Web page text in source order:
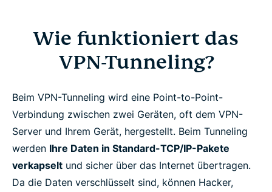
Wie unterscheidet sich ein VPN von einem DNS?
VPN-App, VPN-Plugin und VPN-Browser – Was ist
der Unterschied?
Wo kann ich ein VPN bekommen?
Wie funktioniert das
VPN-Tunneling?
Beim VPN-Tunneling wird eine Point-to-Point-
Verbindung zwischen zwei Geräten, oft dem VPN-
Server und Ihrem Gerät, hergestellt. Beim Tunneling
werden Ihre Daten in Standard-TCP/IP-Pakete
verkapselt und sicher über das Internet übertragen.
Da die Daten verschlüsselt sind, können Hacker,